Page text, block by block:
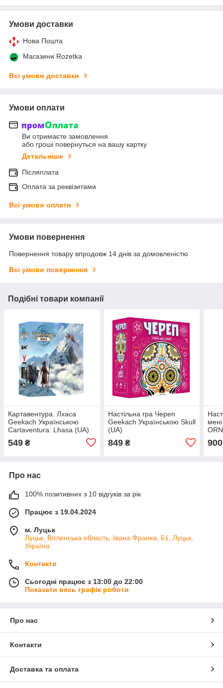
Умови доставки
Нова Пошта
Магазини Rozetka
Всі умови доставки
Умови оплати
Ви отримаєте замовлення
або гроші повернуться на вашу картку
Детальніше
Післяплата
Оплата за реквізитами
Всі умови оплати
Умови повернення
Повернення товару впродовж 14 днів за домовленістю
Всі умови повернення
Подібні товари компанії
Картавентура. Лхаса
Geekach Українською
Cartaventura: Lhasa (UA)
549 ₴
Настільна гра Череп
Geekach Українською Skull
(UA)
849₴ 900
Про нас
100% позитивних з 10 відгуків за рік
Працює з 19.04.2024
м. Луцьк
Луцьк, Волинська область, Івана Франка, 61, Луцьк,
Україна
Контакти
Сьогодні працює з 13:00 до 22:00
Показати весь графік роботи
Про нас
Контакти
Доставка та оплата